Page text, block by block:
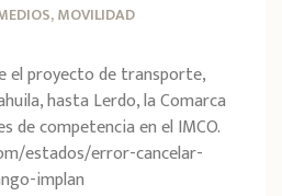
MOVILIDAD
el proyecto de transporte,
hasta Lerdo, la Comarca
de competencia en el IMCO.
estados/error-cancelar-
implan